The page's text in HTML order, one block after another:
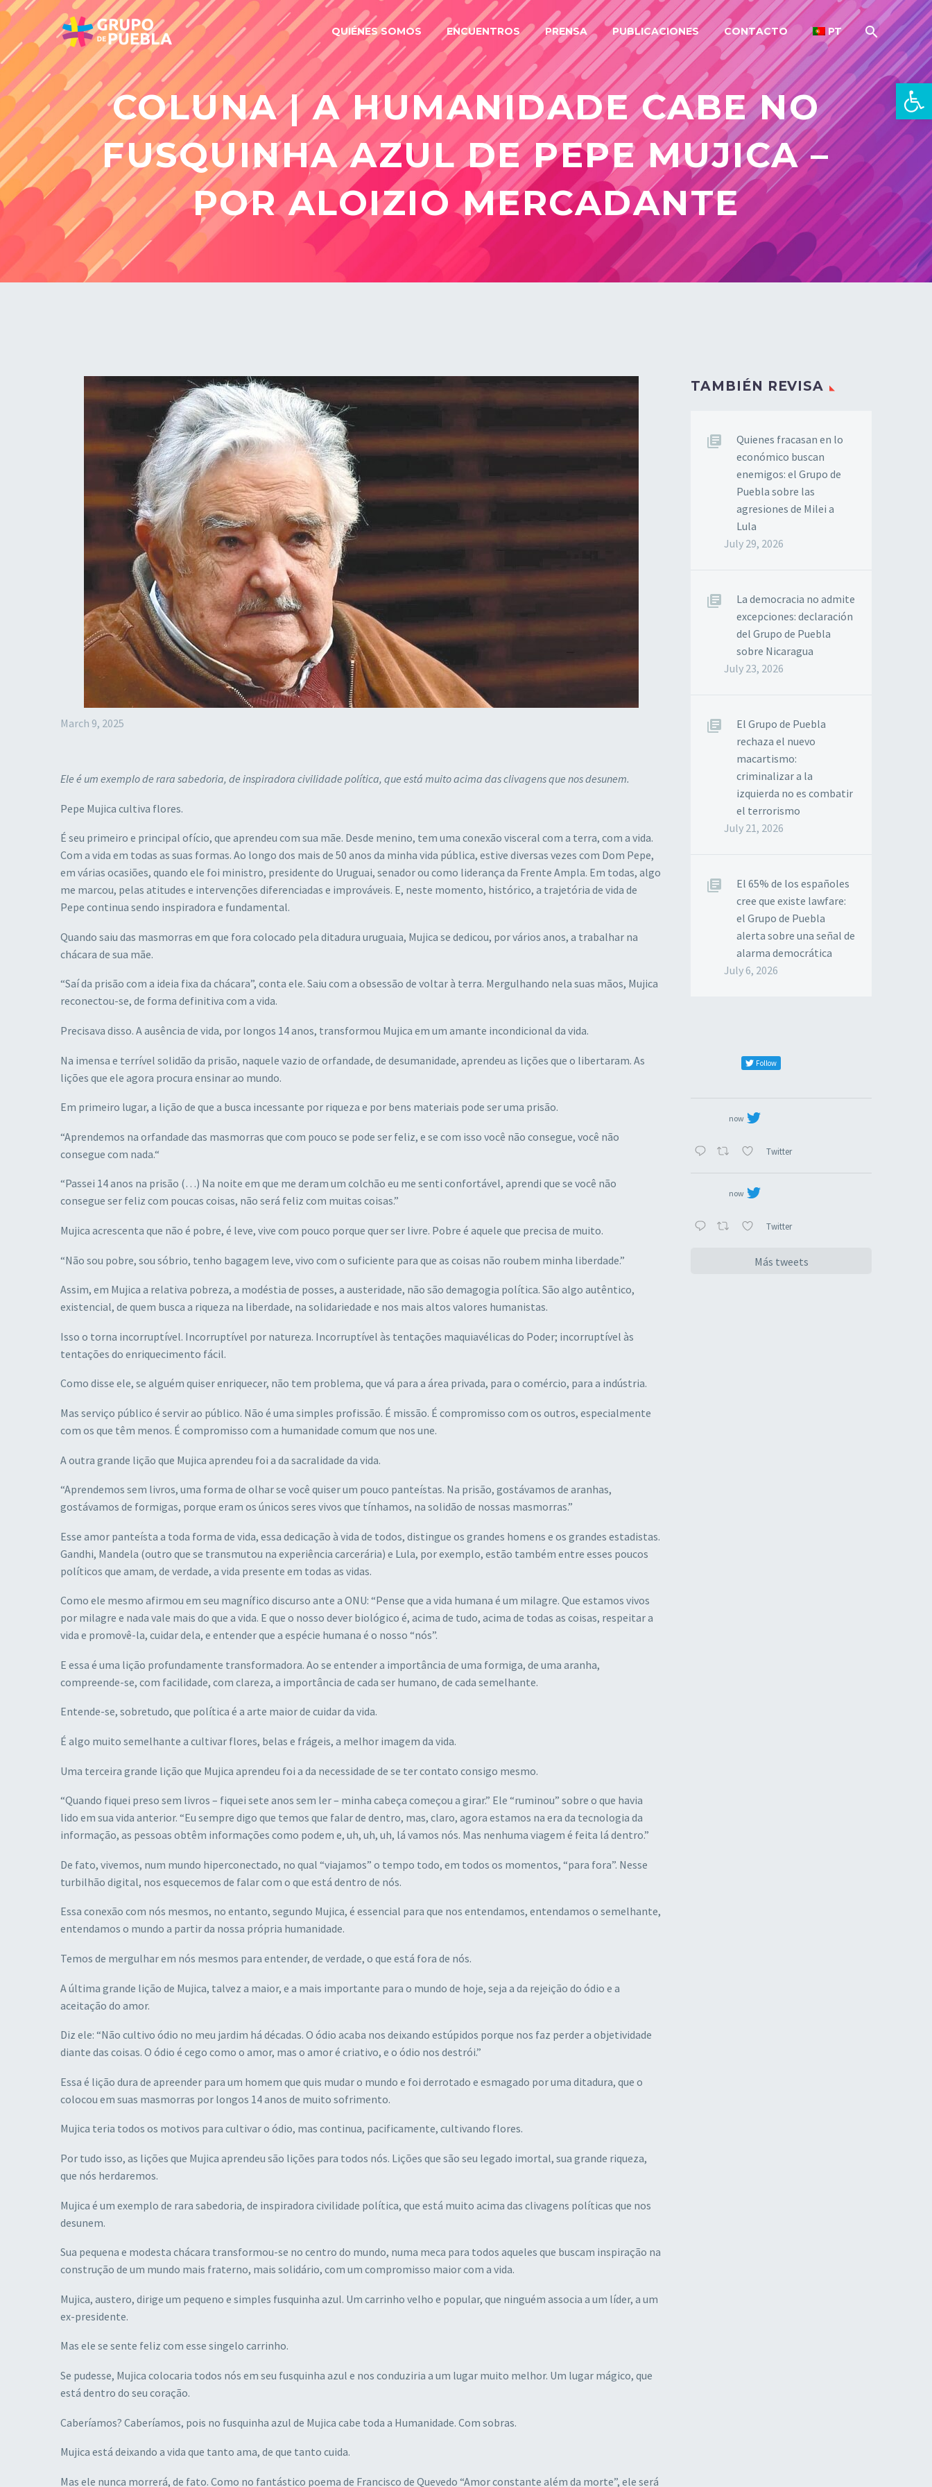
QUIÉNES SOMOS ENCUENTROS PRENSA PUBLICACIONES CONTACTO PT
COLUNA | A HUMANIDADE CABE NO
FUSQUINHA AZUL DE PEPE MUJICA –
POR ALOIZIO MERCADANTE
March 9, 2025
Ele é um exemplo de rara sabedoria, de inspiradora civilidade política, que está muito acima das clivagens que nos desunem.
Pepe Mujica cultiva flores.
É seu primeiro e principal ofício, que aprendeu com sua mãe. Desde menino, tem uma conexão visceral com a terra, com a vida.
Com a vida em todas as suas formas. Ao longo dos mais de 50 anos da minha vida pública, estive diversas vezes com Dom Pepe,
em várias ocasiões, quando ele foi ministro, presidente do Uruguai, senador ou como liderança da Frente Ampla. Em todas, algo
me marcou, pelas atitudes e intervenções diferenciadas e improváveis. E, neste momento, histórico, a trajetória de vida de
Pepe continua sendo inspiradora e fundamental.
Quando saiu das masmorras em que fora colocado pela ditadura uruguaia, Mujica se dedicou, por vários anos, a trabalhar na
chácara de sua mãe.
“Saí da prisão com a ideia fixa da chácara”, conta ele. Saiu com a obsessão de voltar à terra. Mergulhando nela suas mãos, Mujica
reconectou-se, de forma definitiva com a vida.
Precisava disso. A ausência de vida, por longos 14 anos, transformou Mujica em um amante incondicional da vida.
Na imensa e terrível solidão da prisão, naquele vazio de orfandade, de desumanidade, aprendeu as lições que o libertaram. As
lições que ele agora procura ensinar ao mundo.
Em primeiro lugar, a lição de que a busca incessante por riqueza e por bens materiais pode ser uma prisão.
“Aprendemos na orfandade das masmorras que com pouco se pode ser feliz, e se com isso você não consegue, você não
consegue com nada.“
“Passei 14 anos na prisão (…) Na noite em que me deram um colchão eu me senti confortável, aprendi que se você não
consegue ser feliz com poucas coisas, não será feliz com muitas coisas.”
Mujica acrescenta que não é pobre, é leve, vive com pouco porque quer ser livre. Pobre é aquele que precisa de muito.
“Não sou pobre, sou sóbrio, tenho bagagem leve, vivo com o suficiente para que as coisas não roubem minha liberdade.”
Assim, em Mujica a relativa pobreza, a modéstia de posses, a austeridade, não são demagogia política. São algo autêntico,
existencial, de quem busca a riqueza na liberdade, na solidariedade e nos mais altos valores humanistas.
Isso o torna incorruptível. Incorruptível por natureza. Incorruptível às tentações maquiavélicas do Poder; incorruptível às
tentações do enriquecimento fácil.
Como disse ele, se alguém quiser enriquecer, não tem problema, que vá para a área privada, para o comércio, para a indústria.
Mas serviço público é servir ao público. Não é uma simples profissão. É missão. É compromisso com os outros, especialmente
com os que têm menos. É compromisso com a humanidade comum que nos une.
A outra grande lição que Mujica aprendeu foi a da sacralidade da vida.
“Aprendemos sem livros, uma forma de olhar se você quiser um pouco panteístas. Na prisão, gostávamos de aranhas,
gostávamos de formigas, porque eram os únicos seres vivos que tínhamos, na solidão de nossas masmorras.”
Esse amor panteísta a toda forma de vida, essa dedicação à vida de todos, distingue os grandes homens e os grandes estadistas.
Gandhi, Mandela (outro que se transmutou na experiência carcerária) e Lula, por exemplo, estão também entre esses poucos
políticos que amam, de verdade, a vida presente em todas as vidas.
Como ele mesmo afirmou em seu magnífico discurso ante a ONU: “Pense que a vida humana é um milagre. Que estamos vivos
por milagre e nada vale mais do que a vida. E que o nosso dever biológico é, acima de tudo, acima de todas as coisas, respeitar a
vida e promovê-la, cuidar dela, e entender que a espécie humana é o nosso “nós”.
E essa é uma lição profundamente transformadora. Ao se entender a importância de uma formiga, de uma aranha,
compreende-se, com facilidade, com clareza, a importância de cada ser humano, de cada semelhante.
Entende-se, sobretudo, que política é a arte maior de cuidar da vida.
É algo muito semelhante a cultivar flores, belas e frágeis, a melhor imagem da vida.
Uma terceira grande lição que Mujica aprendeu foi a da necessidade de se ter contato consigo mesmo.
“Quando fiquei preso sem livros – fiquei sete anos sem ler – minha cabeça começou a girar.” Ele “ruminou” sobre o que havia
lido em sua vida anterior. “Eu sempre digo que temos que falar de dentro, mas, claro, agora estamos na era da tecnologia da
informação, as pessoas obtêm informações como podem e, uh, uh, uh, lá vamos nós. Mas nenhuma viagem é feita lá dentro.”
De fato, vivemos, num mundo hiperconectado, no qual “viajamos” o tempo todo, em todos os momentos, “para fora”. Nesse
turbilhão digital, nos esquecemos de falar com o que está dentro de nós.
Essa conexão com nós mesmos, no entanto, segundo Mujica, é essencial para que nos entendamos, entendamos o semelhante,
entendamos o mundo a partir da nossa própria humanidade.
Temos de mergulhar em nós mesmos para entender, de verdade, o que está fora de nós.
A última grande lição de Mujica, talvez a maior, e a mais importante para o mundo de hoje, seja a da rejeição do ódio e a
aceitação do amor.
Diz ele: “Não cultivo ódio no meu jardim há décadas. O ódio acaba nos deixando estúpidos porque nos faz perder a objetividade
diante das coisas. O ódio é cego como o amor, mas o amor é criativo, e o ódio nos destrói.”
Essa é lição dura de apreender para um homem que quis mudar o mundo e foi derrotado e esmagado por uma ditadura, que o
colocou em suas masmorras por longos 14 anos de muito sofrimento.
Mujica teria todos os motivos para cultivar o ódio, mas continua, pacificamente, cultivando flores.
Por tudo isso, as lições que Mujica aprendeu são lições para todos nós. Lições que são seu legado imortal, sua grande riqueza,
que nós herdaremos.
Mujica é um exemplo de rara sabedoria, de inspiradora civilidade política, que está muito acima das clivagens políticas que nos
desunem.
Sua pequena e modesta chácara transformou-se no centro do mundo, numa meca para todos aqueles que buscam inspiração na
construção de um mundo mais fraterno, mais solidário, com um compromisso maior com a vida.
Mujica, austero, dirige um pequeno e simples fusquinha azul. Um carrinho velho e popular, que ninguém associa a um líder, a um
ex-presidente.
Mas ele se sente feliz com esse singelo carrinho.
Se pudesse, Mujica colocaria todos nós em seu fusquinha azul e nos conduziria a um lugar muito melhor. Um lugar mágico, que
está dentro do seu coração.
Caberíamos? Caberíamos, pois no fusquinha azul de Mujica cabe toda a Humanidade. Com sobras.
Mujica está deixando a vida que tanto ama, de que tanto cuida.
Mas ele nunca morrerá, de fato. Como no fantástico poema de Francisco de Quevedo “Amor constante além da morte”, ele será
TAMBIÉN REVISA
Quienes fracasan en lo
económico buscan
enemigos: el Grupo de
Puebla sobre las
agresiones de Milei a
Lula
July 29, 2026
La democracia no admite
excepciones: declaración
del Grupo de Puebla
sobre Nicaragua
July 23, 2026
El Grupo de Puebla
rechaza el nuevo
macartismo:
criminalizar a la
izquierda no es combatir
el terrorismo
July 21, 2026
El 65% de los españoles
cree que existe lawfare:
el Grupo de Puebla
alerta sobre una señal de
alarma democrática
July 6, 2026
Follow
now
Twitter
now
Twitter
Más tweets